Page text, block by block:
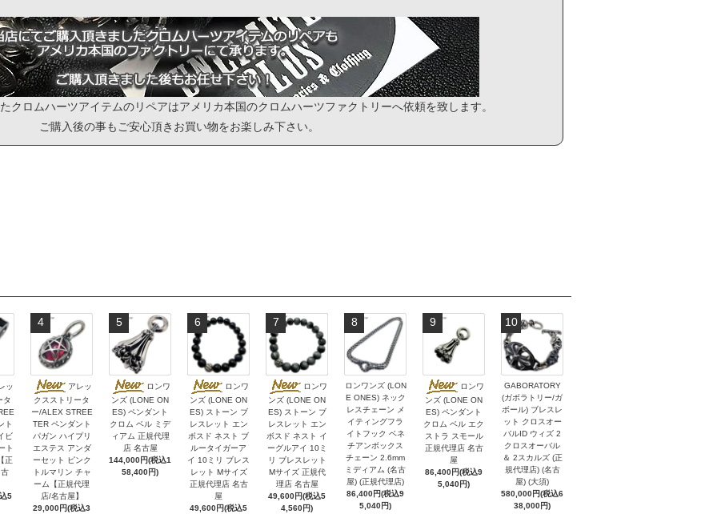
クロムハーツアイテムのリペアはアメリカ本国のクロムハーツファクトリーへ依頼を致します。
ご購入後の事もご安心頂きお買い物をお楽しみ下さい。
ッ
タ
ト
ビ
ト
正
5
4
アレッ
クスストリータ
ー/ALEX STREE
TER ペンダント
パガン ハイプリ
エステス アンダ
ーセット ピンク
トルマリン チャ
ーム【正規代理
店/名古屋】
29,000円(税込3
5
ロンワ
ンズ (LONE ON
ES) ペンダント
クロム ベル ミデ
ィアム 正規代理
店 名古屋
144,000円(税込1
58,400円)
6
ロンワ
ンズ (LONE ON
ES) ストーン ブ
レスレット エン
ボスド ネスト ブ
ルータイガーア
イ 10ミリ ブレス
レット Mサイズ
正規代理店 名古
屋
49,600円(税込5
7
ロンワ
ンズ (LONE ON
ES) ストーン ブ
レスレット エン
ボスド ネスト イ
ーグルアイ 10ミ
リ ブレスレット
Mサイズ 正規代
理店 名古屋
49,600円(税込5
4,560円)
8
ロンワンズ (LON
E ONES) ネック
レスチェーン メ
イティングフラ
イトフック ベネ
チアンボックス
チェーン 2.6mm
ミディアム (名古
屋) (正規代理店)
86,400円(税込9
5,040円)
9
ロンワ
ンズ (LONE ON
ES) ペンダント
クロム ベル エク
ストラ スモール
正規代理店 名古
屋
86,400円(税込9
5,040円)
10
GABORATORY
(ガボラトリー/ガ
ボール) ブレスレ
ット クロスオー
バルID ウィズ 2
クロスオーバル
＆ 2スカルズ (正
規代理店) (名古
屋) (大須)
580,000円(税込6
38,000円)